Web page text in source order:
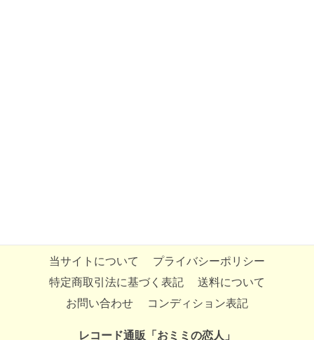
当サイトについて
プライバシーポリシー
特定商取引法に基づく表記
送料について
お問い合わせ
コンディション表記
レコード通販「おミミの恋人」